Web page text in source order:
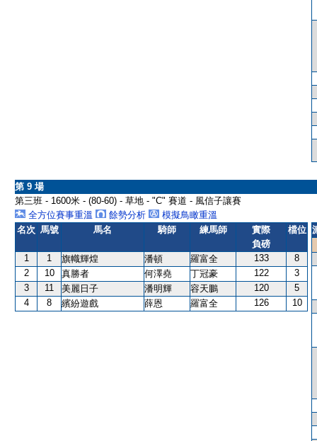
第 9 場
第三班 - 1600米 - (80-60) - 草地 - "C" 賽道 - 風信子讓賽
全方位賽事重溫
餘勢分析
模擬鳥瞰重溫
名次 馬號 馬名 騎師 練馬師
實際
負磅
檔位
1 1 旗幟輝煌 潘頓 羅富全 133
8
2
10 真勝者 何澤堯 丁冠豪 122
3
3
11 美麗日子 潘明輝 容天鵬 120
5
4
8 繽紛遊戲 薛恩 羅富全 126 10